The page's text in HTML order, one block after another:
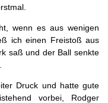
wenn es aus wenigen
ich einen Freistoß aus
saß und der Ball senkte
Druck und hatte gute
vorbei, Rodger